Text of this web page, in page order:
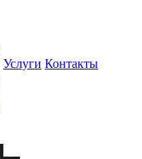
Услуги Контакты